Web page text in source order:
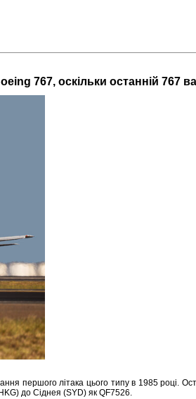
767, оскільки останній
першого літака цього типу в 1985 році.
до Сіднея (SYD) як QF7526.